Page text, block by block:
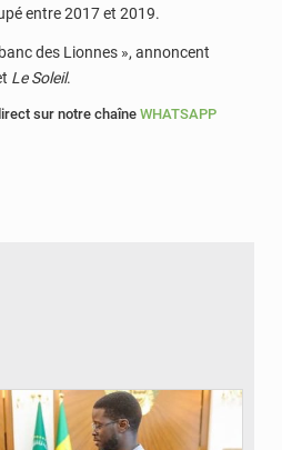
entre 2017 et 2019.
des Lionnes », annoncent
Le Soleil.
sur notre chaîne WHATSAPP